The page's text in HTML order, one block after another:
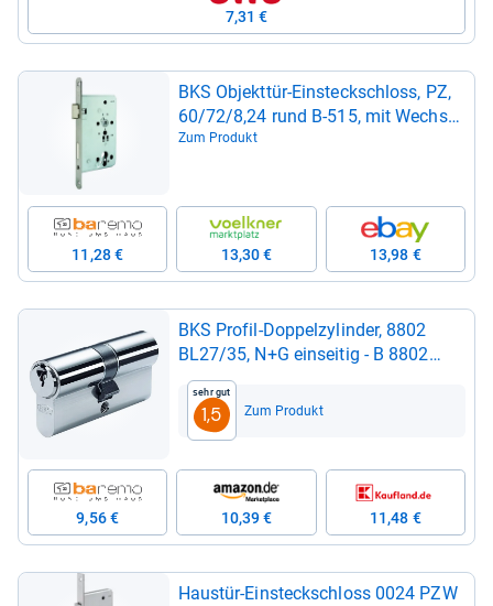
7,31 €
BKS Objekt­tür-​Ein­steck­schloss, PZ,
60/72/8,24 rund B-​515, mit Wech­sel
, DL, ER matt -​ B-​05150-​69-​L-​8
Zum Produkt
11,28 € 13,30 € 13,98 €
BKS Pro­fil-​Dop­pel­zy­lin­der, 8802
BL27/35, N+G ein­sei­tig -​ B 8802
0003
Sehr gut
1,5 Zum Produkt
9,56 € 10,39 € 11,48 €
Haus­tür-​Ein­steck­schloss 0024 PZW